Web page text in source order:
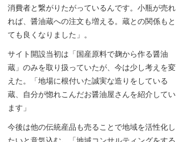
消費者と繋がりたがっているんです。小瓶が売れ
れば、醤油蔵への注文も増える。蔵との関係もと
ても良くなりました」。
サイト開設当初は「国産原料で麹から作る醤油
蔵」のみを取り扱っていたが、今は少し考えを変
えた。「地場に根付いた誠実な造りをしている
蔵、自分が惚れこんだお醤油屋さんを紹介してい
ます」
今後は他の伝統産品も売ることで地域を活性化し
たいと意気込む。「地域コンサルティングをする